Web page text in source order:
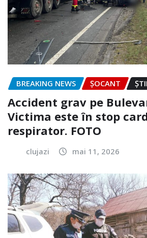
BREAKING NEWS ȘOCANT
Accident grav pe
Victima este în stop
respirator. FOTO
clujazi mai 11, 2026